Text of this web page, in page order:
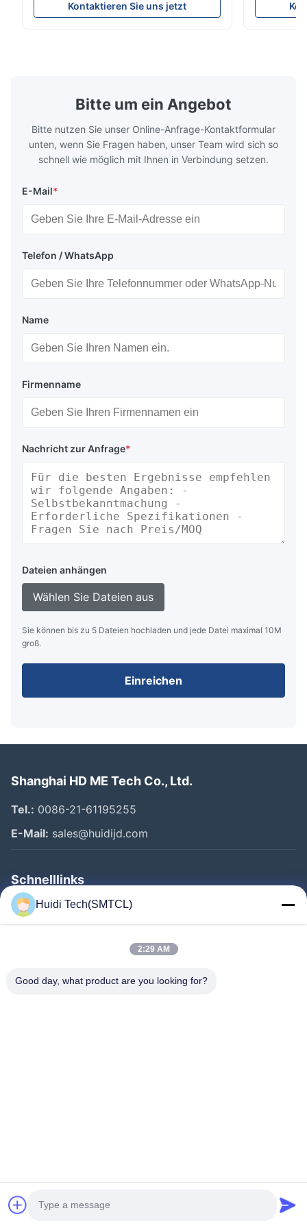
precision retention. Its inverted spindle
Kontaktieren Sie uns jetzt
other
Bitte um ein Angebot
Bitte nutzen Sie unser Online-Anfrage-Kontaktformular
unten, wenn Sie Fragen haben, unser Team wird sich so
schnell wie möglich mit Ihnen in Verbindung setzen.
E-Mail*
Telefon / WhatsApp
Name
Firmenname
Nachricht zur Anfrage*
Dateien anhängen
Wählen Sie Dateien aus
Sie können bis zu 5 Dateien hochladen und jede Datei maximal 10M
groß.
Einreichen
Shanghai HD ME Tech Co., Ltd.
Tel.: 0086-21-61195255
E-Mail: sales@huidijd.com
Schnelllinks
Startseite
Über Uns
Huidi Tech(SMTCL)
2:29 AM
Good day, what product are you looking for?